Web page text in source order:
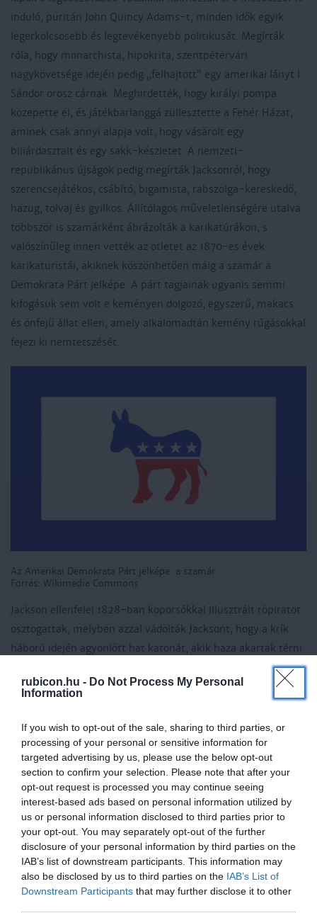
rubicon.hu - Do Not Process My Personal
Information
If you wish to opt-out of the sale, sharing to third parties, or
processing of your personal or sensitive information for
targeted advertising by us, please use the below opt-out
section to confirm your selection. Please note that after your
opt-out request is processed you may continue seeing
interest-based ads based on personal information utilized by
us or personal information disclosed to third parties prior to
your opt-out. You may separately opt-out of the further
disclosure of your personal information by third parties on the
IAB’s list of downstream participants. This information may
also be disclosed by us to third parties on the IAB’s List of
Downstream Participants that may further disclose it to other
induló, puritán John Quincy Adams-t, minden idők egyik
legerkölcsösebb és legtevékenyebb politikusát. Megírták
róla, hogy monarchista, hipokrita, szentpétervári
nagykövetsége idején pedig „felhajtott” egy amerikai lányt I.
Sándor orosz cárnak. Meghirdették, hogy királyi pompa
közepette él, és játékbarlanggá züllesztette a Fehér Házat,
aminek csak annyi alapja volt, hogy vásárolt egy
biliárdasztalt és egy sakk-készletet. A nemzeti-
republikánus újságok pedig megírták Jacksonról, hogy
szerencsejátékos, csábító, bigamista, rabszolga-kereskedő,
hazug, tolvaj és gyilkos. Állítólagos műveletlenségére utalva
többször is szamárként ábrázolták a karikatúrákon, s
valószínűleg innen vették az ötletet az 1870-es évek
karikaturistái, akiknek köszönhetően máig a szamár a
Demokrata Párt jelképe. A párt tagjainak ugyanis semmi
kifogásuk sem volt e keményen dolgozó, egyszerű, makacs
és önfejű állat ellen, amely alkalomadtán kemény rúgásokkal
fejezi ki nemtetszését.
Az Amerikai Demokrata Párt jelképe: a szamár
Forrás: Wikimedia Commons
Jackson ellenfelei 1828-ban koporsókkal illusztrált röpiratot
osztogattak, melyben azzal vádolták Jacksont, hogy a krík
háború idején agyonlőtt hat katonát, akik haza akartak térni.
Az említett katonák valójában lázadást próbáltak szítani,
fegyvereket raboltak, majd dezertáltak, és egy bíróság ítélte
őket halálra. Jackson egyik híve, Isaac Hill a New Hampshire
Patriot című lapban erre így reagált:„Miért nem mondják el
a teljes igazságot? 1815. január 8-án a legkegyetlenebb
hidegvérrel meggyilkolt tizenötezer brit katonát, akiknek
minden bűnük annyi volt csak, hogy zsákmányra és
szépségre éhesen el akartak látogatni New Orleans-ba!”
A fő támadást a nemzeti-republikánusok Jackson
magánélete ellen indították meg. Az újságok ezt harsogták:
„Jackson tábornok anyja közönséges prostituált volt, akit brit
katonák hoztak ebbe az országba. Ezután hozzáment egy